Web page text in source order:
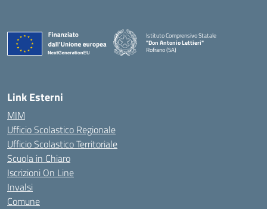
Istituto Comprensivo Statale
"Don Antonio Lettieri"
Rofrano (SA)
Link Esterni
MIM
Ufficio Scolastico Regionale
Ufficio Scolastico Territoriale
Scuola in Chiaro
Iscrizioni On Line
Invalsi
Comune